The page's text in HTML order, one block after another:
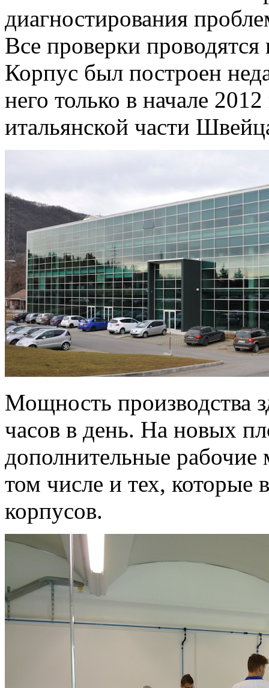
диагностирования
Все проверки проводятся
Корпус был построен
него только в начале
итальянской части
Мощность производства
часов в день. На новых
дополнительные
том числе и тех,
корпусов.